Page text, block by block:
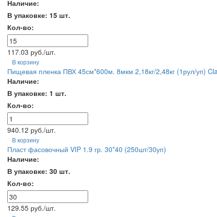
Наличие:
В упаковке: 15 шт.
Кол-во:
117.03 руб./шт.
В корзину
Пищевая пленка ПВХ 45см*600м. 8мкм 2,18кг/2,48кг (1рул/уп)
Наличие:
В упаковке: 1 шт.
Кол-во:
940.12 руб./шт.
В корзину
Пласт фасовочный VIP 1.9 гр. 30*40 (250шт/30уп)
Наличие:
В упаковке: 30 шт.
Кол-во:
129.55 руб./шт.